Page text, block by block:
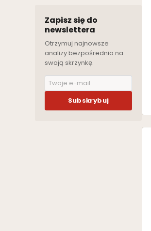
Zapisz się do
newslettera
Otrzymuj najnowsze
analizy bezpośrednio na
swoją skrzynkę.
Subskrybuj